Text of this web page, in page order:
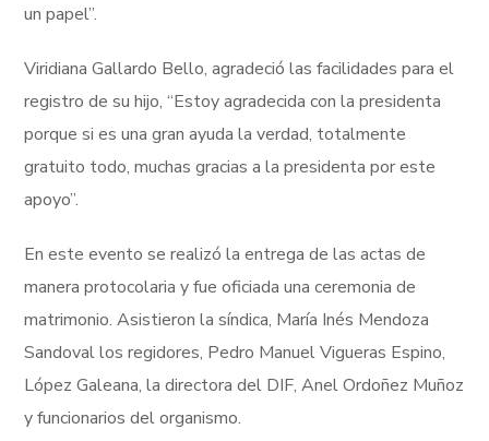
un papel”.
Viridiana Gallardo Bello, agradeció las facilidades para el
registro de su hijo, “Estoy agradecida con la presidenta
porque si es una gran ayuda la verdad, totalmente
gratuito todo, muchas gracias a la presidenta por este
apoyo”.
En este evento se realizó la entrega de las actas de
manera protocolaria y fue oficiada una ceremonia de
matrimonio. Asistieron la síndica, María Inés Mendoza
Sandoval los regidores, Pedro Manuel Vigueras Espino,
López Galeana, la directora del DIF, Anel Ordoñez Muñoz
y funcionarios del organismo.